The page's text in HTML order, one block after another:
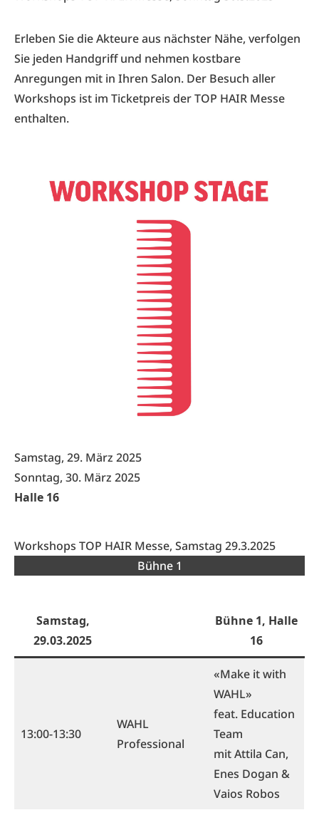
Erleben Sie die Akteure aus nächster Nähe, verfolgen
Sie jeden Handgriff und nehmen kostbare
Anregungen mit in Ihren Salon. Der Besuch aller
Workshops ist im Ticketpreis der TOP HAIR Messe
enthalten.
Samstag, 29. März 2025
Sonntag, 30. März 2025
Halle 16
Workshops TOP HAIR Messe, Samstag 29.3.2025
Bühne 1
Samstag,
29.03.2025
Bühne 1, Halle
16
13:00-13:30
WAHL
Professional
«Make it with
WAHL»
feat. Education
Team
mit Attila Can,
Enes Dogan &
Vaios Robos